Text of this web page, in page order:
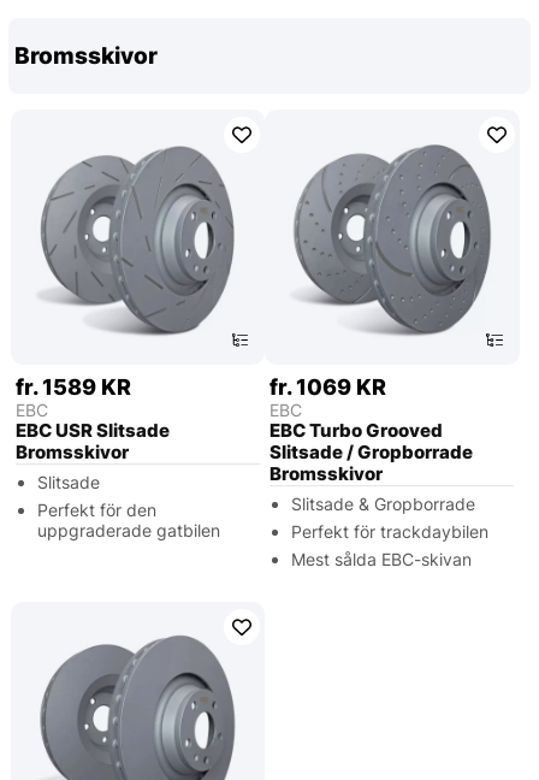
Bromsskivor
fr. 1589 KR
EBC
EBC USR Slitsade
Bromsskivor
Slitsade
Perfekt för den
uppgraderade gatbilen
fr. 1069 KR
EBC
EBC Turbo Grooved
Slitsade / Gropborrade
Bromsskivor
Slitsade & Gropborrade
Perfekt för trackdaybilen
Mest sålda EBC-skivan